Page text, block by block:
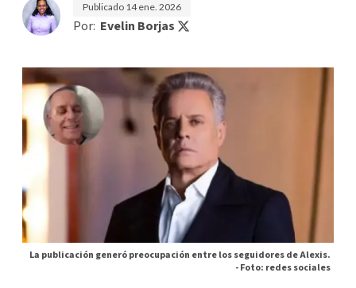
Publicado 14 ene. 2026
Por: Evelin Borjas
La publicación generó preocupación entre los seguidores de Alexis.
-Foto: redes sociales